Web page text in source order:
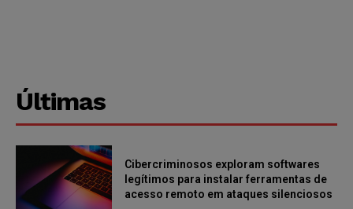
Últimas
Cibercriminosos exploram softwares
legítimos para instalar ferramentas de
acesso remoto em ataques silenciosos